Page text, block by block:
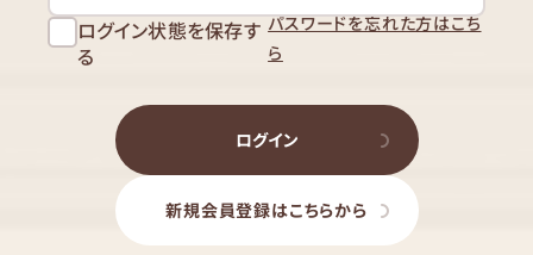
ログイン状態を保存す
る
パスワードを忘れた方はこち
ら
ログイン
新規会員登録はこちらから